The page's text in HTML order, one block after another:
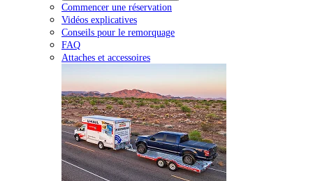
Commencer une réservation
Vidéos explicatives
Conseils pour le remorquage
FAQ
Attaches et accessoires